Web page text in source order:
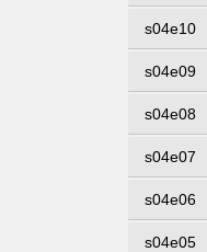
s04e10
s04e09
s04e08
s04e07
s04e06
s04e05